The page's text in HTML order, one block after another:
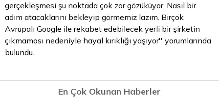
gerçekleşmesi şu noktada çok zor gözüküyor. Nasıl bir
adım atacaklarını bekleyip görmemiz lazım. Birçok
Avrupalı Google ile rekabet edebilecek yerli bir şirketin
çıkmaması nedeniyle hayal kırıklığı yaşıyor'' yorumlarında
bulundu.
En Çok Okunan Haberler